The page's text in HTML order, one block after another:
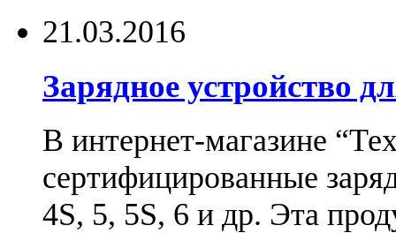
21.03.2016
Зарядное устройство
В интернет-магазине
сертифицированные
4S, 5, 5S, 6 и др. Эта